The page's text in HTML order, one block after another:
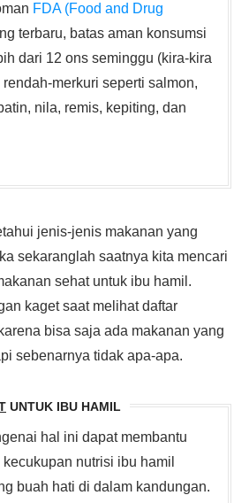
FDA (Food and Drug
terbaru, batas aman konsumsi
dari 12 ons seminggu (kira-kira
merkuri seperti salmon,
nila, remis, kepiting, dan
jenis-jenis makanan yang
sekaranglah saatnya kita mencari
sehat untuk ibu hamil.
kaget saat melihat daftar
bisa saja ada makanan yang
sebenarnya tidak apa-apa.
UNTUK IBU HAMIL
hal ini dapat membantu
nutrisi ibu hamil
buah hati di dalam kandungan.